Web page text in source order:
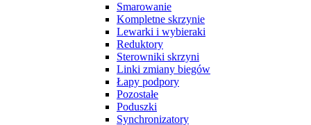
Smarowanie
Kompletne skrzynie
Lewarki i wybieraki
Reduktory
Sterowniki skrzyni
Linki zmiany biegów
Łapy podpory
Pozostałe
Poduszki
Synchronizatory